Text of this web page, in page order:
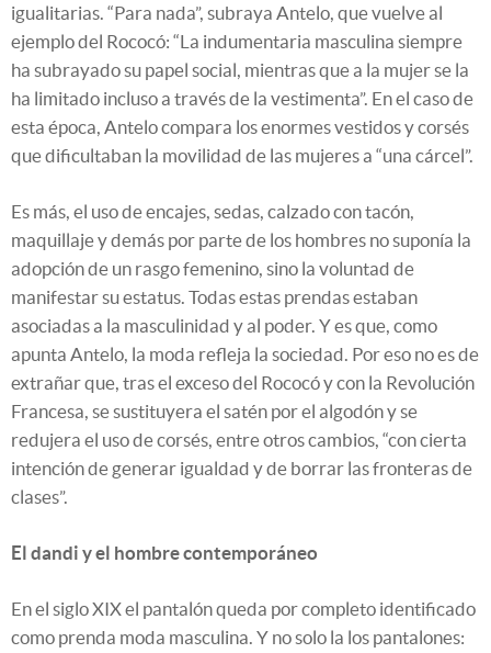
igualitarias. “Para nada”, subraya Antelo, que vuelve al
ejemplo del Rococó: “La indumentaria masculina siempre
ha subrayado su papel social, mientras que a la mujer se la
ha limitado incluso a través de la vestimenta”. En el caso de
esta época, Antelo compara los enormes vestidos y corsés
que dificultaban la movilidad de las mujeres a “una cárcel”.
Es más, el uso de encajes, sedas, calzado con tacón,
maquillaje y demás por parte de los hombres no suponía la
adopción de un rasgo femenino, sino la voluntad de
manifestar su estatus. Todas estas prendas estaban
asociadas a la masculinidad y al poder. Y es que, como
apunta Antelo, la moda refleja la sociedad. Por eso no es de
extrañar que, tras el exceso del Rococó y con la Revolución
Francesa, se sustituyera el satén por el algodón y se
redujera el uso de corsés, entre otros cambios, “con cierta
intención de generar igualdad y de borrar las fronteras de
clases”.
El dandi y el hombre contemporáneo
En el siglo XIX el pantalón queda por completo identificado
como prenda moda masculina. Y no solo la los pantalones: